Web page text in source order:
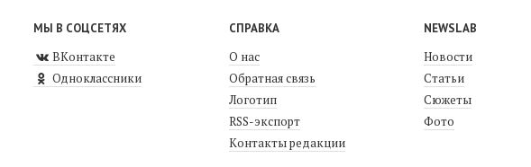
МЫ В СОЦСЕТЯХ
ВКонтакте
Одноклассники
СПРАВКА
О нас
Обратная связь
Логотип
RSS-экспорт
Контакты редакции
NEWSLAB
Новости
Статьи
Сюжеты
Фото